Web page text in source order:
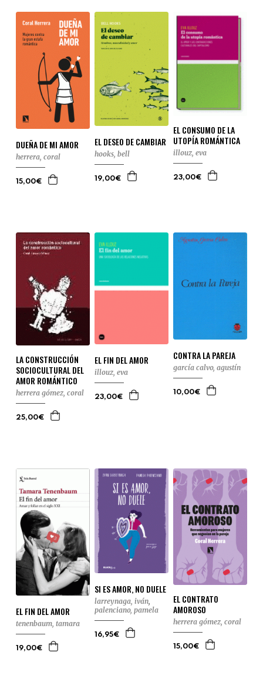
DUEÑA DE MI AMOR
herrera, coral
15,00€
EL DESEO DE CAMBIAR
hooks, bell
19,00€
EL CONSUMO DE LA
UTOPÍA ROMÁNTICA
illouz, eva
23,00€
LA CONSTRUCCIÓN
SOCIOCULTURAL DEL
AMOR ROMÁNTICO
herrera gómez, coral
25,00€
EL FIN DEL AMOR
illouz, eva
23,00€
CONTRA LA PAREJA
garcía calvo, agustín
10,00€
EL FIN DEL AMOR
tenenbaum, tamara
19,00€
SI ES AMOR, NO DUELE
larreynaga, iván,
palenciano, pamela
16,95€
EL CONTRATO
AMOROSO
herrera gómez, coral
15,00€